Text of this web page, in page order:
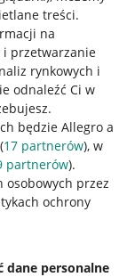
treści.
na
przetwarzanie
rynkowych i
odnaleźć Ci w
będzie Allegro a
17 partnerów), w
partnerów).
osobowych przez
ochrony
dane personalne